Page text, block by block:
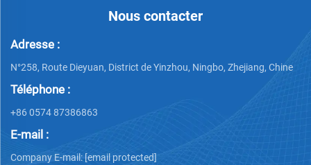
Nous contacter
Adresse :
N°258, Route Dieyuan, District de Yinzhou, Ningbo, Zhejiang, Chine
Téléphone :
+86 0574 87386863
E-mail :
Company E-mail:[email protected]